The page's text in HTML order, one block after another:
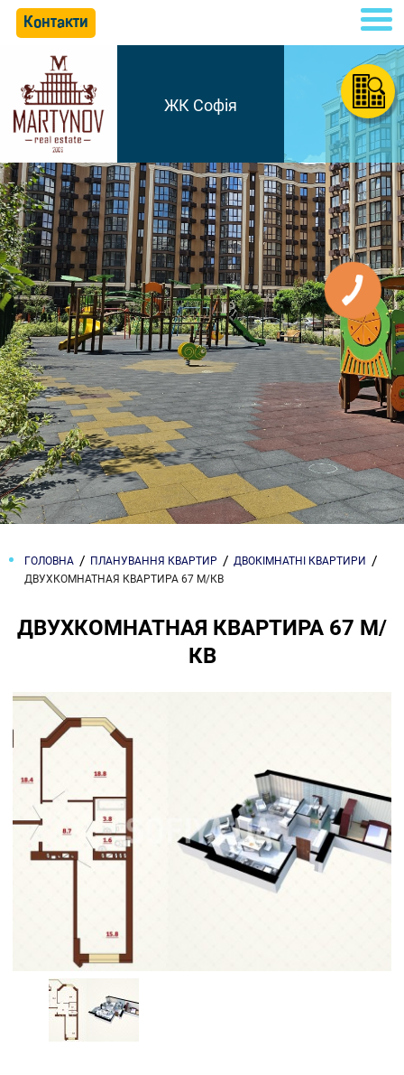
Контакти
ЖК Софія
ГОЛОВНА ПЛАНУВАННЯ КВАРТИР
ДВОКІМНАТНІ КВАРТИРИ
ДВУХКОМНАТНАЯ КВАРТИРА 67 М/КВ
ДВУХКОМНАТНАЯ КВАРТИРА 67 М/
КВ